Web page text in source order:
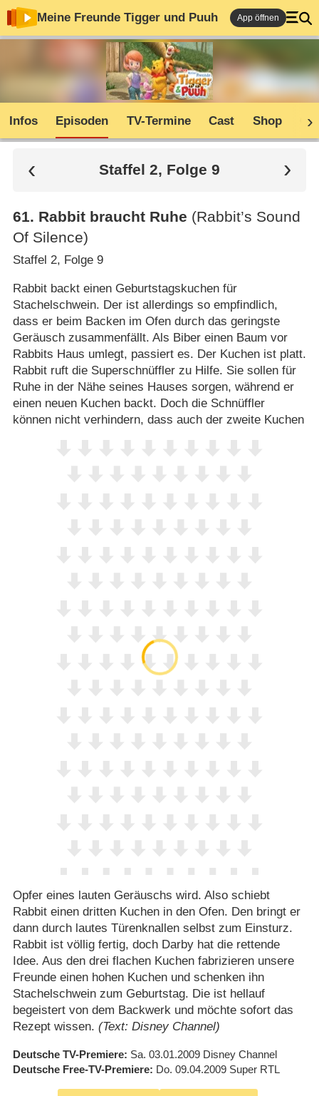
Meine Freunde Tigger und Puuh App öffnen
Infos Episoden TV-Termine Cast Shop
Staffel 2, Folge 9
61. Rabbit braucht Ruhe (Rabbit’s Sound
Of Silence)
Staffel 2, Folge 9
Rabbit backt einen Geburtstagskuchen für
Stachelschwein. Der ist allerdings so empfindlich,
dass er beim Backen im Ofen durch das geringste
Geräusch zusammenfällt. Als Biber einen Baum vor
Rabbits Haus umlegt, passiert es. Der Kuchen ist platt.
Rabbit ruft die Superschnüffler zu Hilfe. Sie sollen für
Ruhe in der Nähe seines Hauses sorgen, während er
einen neuen Kuchen backt. Doch die Schnüffler
können nicht verhindern, dass auch der zweite Kuchen
Opfer eines lauten Geräuschs wird. Also schiebt
Rabbit einen dritten Kuchen in den Ofen. Den bringt er
dann durch lautes Türenknallen selbst zum Einsturz.
Rabbit ist völlig fertig, doch Darby hat die rettende
Idee. Aus den drei flachen Kuchen fabrizieren unsere
Freunde einen hohen Kuchen und schenken ihn
Stachelschwein zum Geburtstag. Die ist hellauf
begeistert von dem Backwerk und möchte sofort das
Rezept wissen. (Text: Disney Channel)
Deutsche TV-Premiere Sa. 03.01.2009 Disney Channel
Deutsche Free-TV-Premiere Do. 09.04.2009 Super RTL